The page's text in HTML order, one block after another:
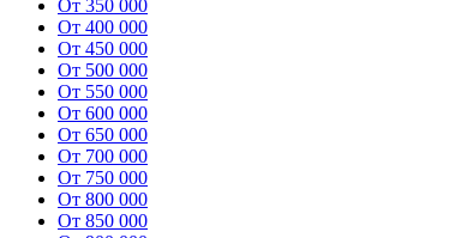
От 350 000
От 400 000
От 450 000
От 500 000
От 550 000
От 600 000
От 650 000
От 700 000
От 750 000
От 800 000
От 850 000